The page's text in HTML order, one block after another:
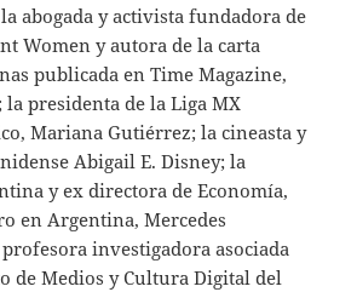
abogada y activista fundadora de
Women y autora de la carta
publicada en Time Magazine,
presidenta de la Liga MX
Mariana Gutiérrez; la cineasta y
Abigail E. Disney; la
y ex directora de Economía,
en Argentina, Mercedes
investigadora asociada
de Medios y Cultura Digital del